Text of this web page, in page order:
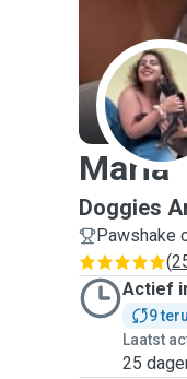
M
Maria
Doggies
Pawshake
(
Actief
9
Laatst
25